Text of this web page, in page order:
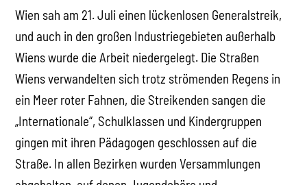
Wien sah am 21. Juli einen lückenlosen Generalstreik,
und auch in den großen Industriegebieten außerhalb
Wiens wurde die Arbeit niedergelegt. Die Straßen
Wiens verwandelten sich trotz strömenden Regens in
ein Meer roter Fahnen, die Streikenden sangen die
„Internationale“, Schulklassen und Kindergruppen
gingen mit ihren Pädagogen geschlossen auf die
Straße. In allen Bezirken wurden Versammlungen